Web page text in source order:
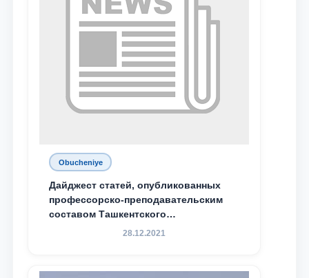
Obucheniye
Дайджест статей, опубликованных
профессорско-преподавательским
составом Ташкентского
государственного юридического
доведения до международного
28.12.2021